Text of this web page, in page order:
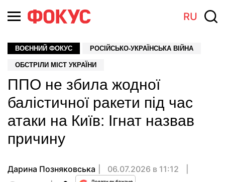
RU
ВОЄННИЙ ФОКУС РОСІЙСЬКО-УКРАЇНСЬКА ВІЙНА
ОБСТРІЛИ МІСТ УКРАЇНИ
ППО не збила жодної
балістичної ракети під час
атаки на Київ: Ігнат назвав
причину
Дарина Позняковська
06.07.2026 в 11:12